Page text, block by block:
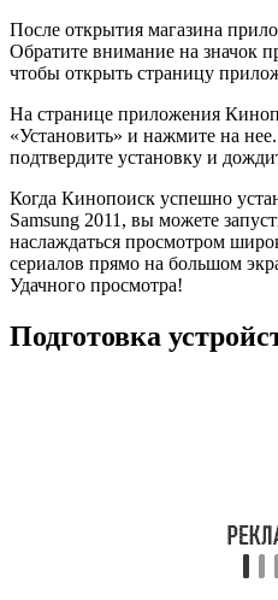
После открытия магазина
Обратите внимание на значок
чтобы открыть страницу
На странице приложения
«Установить» и нажмите на
подтвердите установку и
Когда Кинопоиск успешно
Samsung 2011, вы можете
наслаждаться просмотром
сериалов прямо на большом
Удачного просмотра!
Подготовка